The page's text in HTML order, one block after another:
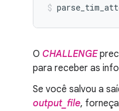
O CHALLENGE
para receber as
Se você salvou a
output_file,